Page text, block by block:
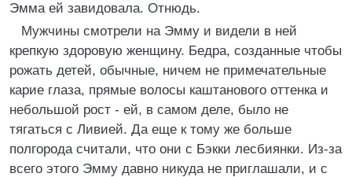
Эмма ей завидовала. Отнюдь.
Мужчины смотрели на Эмму и видели в ней
крепкую здоровую женщину. Бедра, созданные чтобы
рожать детей, обычные, ничем не примечательные
карие глаза, прямые волосы каштанового оттенка и
небольшой рост - ей, в самом деле, было не
тягаться с Ливией. Да еще к тому же больше
полгорода считали, что они с Бэкки лесбиянки. Из-за
всего этого Эмму давно никуда не приглашали, и с